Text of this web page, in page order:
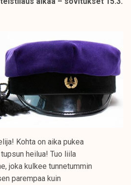
Kohta on aika pukea
heilua! Tuo liila
joka kulkee tunnetummin
parempaa kuin